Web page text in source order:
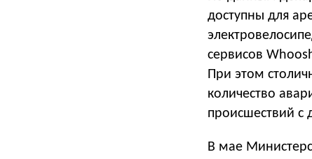
доступны для
сервисов
При этом
количество
происшествий с
В мае